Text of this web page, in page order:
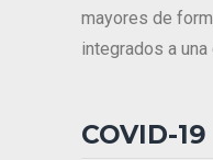
mayores de
integrados a una
COVID-19